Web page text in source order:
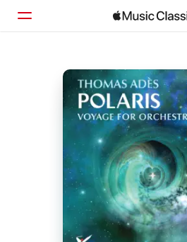
Accueil
Parcourir
Rechercher